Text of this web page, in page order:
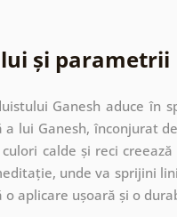
și parametrii
Ganesh aduce în
lui Ganesh, înconjurat
calde și reci
unde va sprijini
aplicare ușoară și o